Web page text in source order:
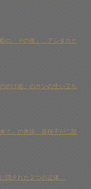
の「その後」…アシタカと
のけ姫」のサンの生い立ち
て」の意味…菜穂子が二郎
隠された２つの正体…